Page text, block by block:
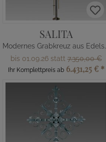
SALITA
Modernes Grabkreuz aus Edelstahl
bis 01.09.26 statt7.350,00 €
Ihr Komplettpreis ab 6.431,25 € *